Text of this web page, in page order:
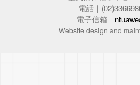
電話｜
電子信箱｜
Website design and